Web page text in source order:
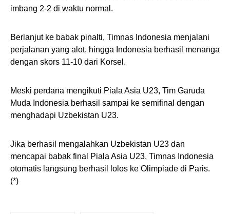
imbang 2-2 di waktu normal.
Berlanjut ke babak pinalti, Timnas Indonesia menjalani
perjalanan yang alot, hingga Indonesia berhasil menanga
dengan skors 11-10 dari Korsel.
Meski perdana mengikuti Piala Asia U23, Tim Garuda
Muda Indonesia berhasil sampai ke semifinal dengan
menghadapi Uzbekistan U23.
Jika berhasil mengalahkan Uzbekistan U23 dan
mencapai babak final Piala Asia U23, Timnas Indonesia
otomatis langsung berhasil lolos ke Olimpiade di Paris.
(*)